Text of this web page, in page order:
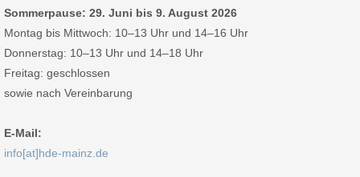
Sommerpause: 29. Juni bis 9. August 2026
Montag bis Mittwoch: 10–13 Uhr und 14–16 Uhr
Donnerstag: 10–13 Uhr und 14–18 Uhr
Freitag: geschlossen
sowie nach Vereinbarung
E-Mail:
info[at]hde-mainz.de